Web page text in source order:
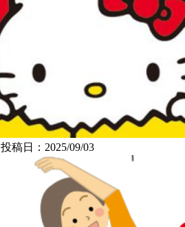
投稿日：2025/09/03